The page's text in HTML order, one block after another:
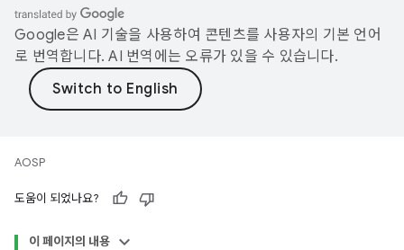
Google은 AI 기술을 사용하여 콘텐츠를 사용자의 기본 언어
로 번역합니다. AI 번역에는 오류가 있을 수 있습니다.
AOSP
도움이 되었나요?
이 페이지의 내용